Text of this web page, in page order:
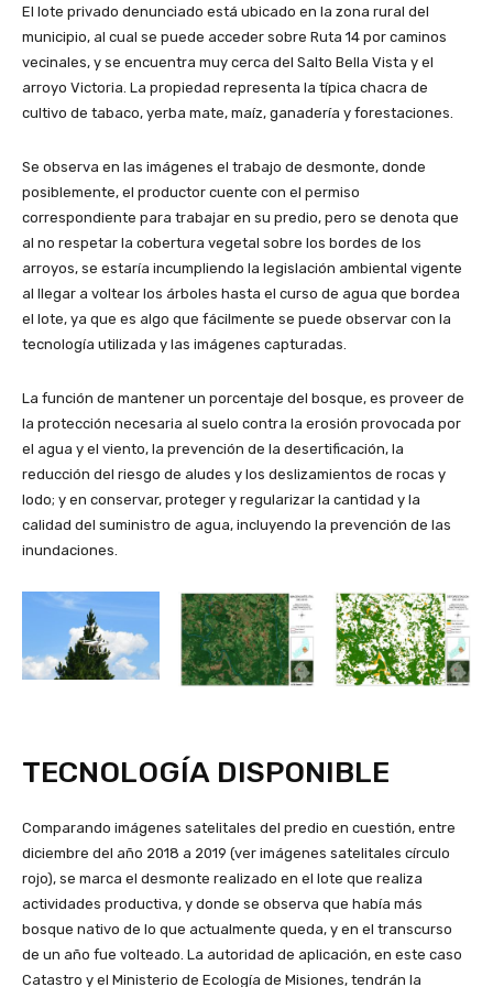
El lote privado denunciado está ubicado en la zona rural del
municipio, al cual se puede acceder sobre Ruta 14 por caminos
vecinales, y se encuentra muy cerca del Salto Bella Vista y el
arroyo Victoria. La propiedad representa la típica chacra de
cultivo de tabaco, yerba mate, maíz, ganadería y forestaciones.
Se observa en las imágenes el trabajo de desmonte, donde
posiblemente, el productor cuente con el permiso
correspondiente para trabajar en su predio, pero se denota que
al no respetar la cobertura vegetal sobre los bordes de los
arroyos, se estaría incumpliendo la legislación ambiental vigente
al llegar a voltear los árboles hasta el curso de agua que bordea
el lote, ya que es algo que fácilmente se puede observar con la
tecnología utilizada y las imágenes capturadas.
La función de mantener un porcentaje del bosque, es proveer de
la protección necesaria al suelo contra la erosión provocada por
el agua y el viento, la prevención de la desertificación, la
reducción del riesgo de aludes y los deslizamientos de rocas y
lodo; y en conservar, proteger y regularizar la cantidad y la
calidad del suministro de agua, incluyendo la prevención de las
inundaciones.
TECNOLOGÍA DISPONIBLE
Comparando imágenes satelitales del predio en cuestión, entre
diciembre del año 2018 a 2019 (ver imágenes satelitales círculo
rojo), se marca el desmonte realizado en el lote que realiza
actividades productiva, y donde se observa que había más
bosque nativo de lo que actualmente queda, y en el transcurso
de un año fue volteado. La autoridad de aplicación, en este caso
Catastro y el Ministerio de Ecología de Misiones, tendrán la